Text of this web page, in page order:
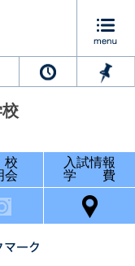
会
入試情報
学 費